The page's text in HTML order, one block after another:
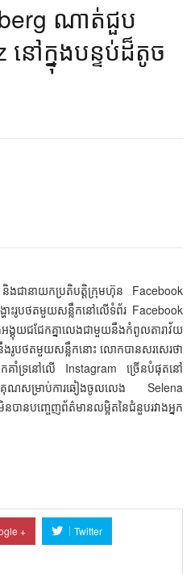
ណាត់​ជួប​
ៅ​ក្នុង​បន្ទប់​ដ៏​តូច​
ងជានាយកប្រតិបត្តិក្រុមហ៊ុន Facebook
ះរូបថតមួយសន្លឹកនៅលើទំព័រ Facebook
យជជែកគ្នាលេងជាមួយនឹងកំពូលតារាវ័យ
រូបថតមួយសន្លឹកនោះ លោកបានសរសេរថា
កគាំទ្រនៅលើ Instagram ច្រើនបំផុតនៅ
ណសម្រាប់ការឆៀងចូលលេង Selena
នបញ្ចេញព័ត៌មានលម្អិតនៃជំនួបរវាងអ្នក
+
Twitter